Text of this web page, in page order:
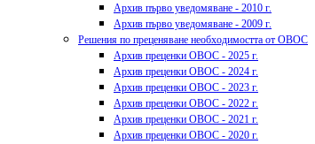
Архив първо уведомяване - 2010 г.
Архив първо уведомяване - 2009 г.
Решения по преценяване необходимостта от ОВОС
Архив преценки ОВОС - 2025 г.
Архив преценки ОВОС - 2024 г.
Архив преценки ОВОС - 2023 г.
Архив преценки ОВОС - 2022 г.
Архив преценки ОВОС - 2021 г.
Архив преценки ОВОС - 2020 г.